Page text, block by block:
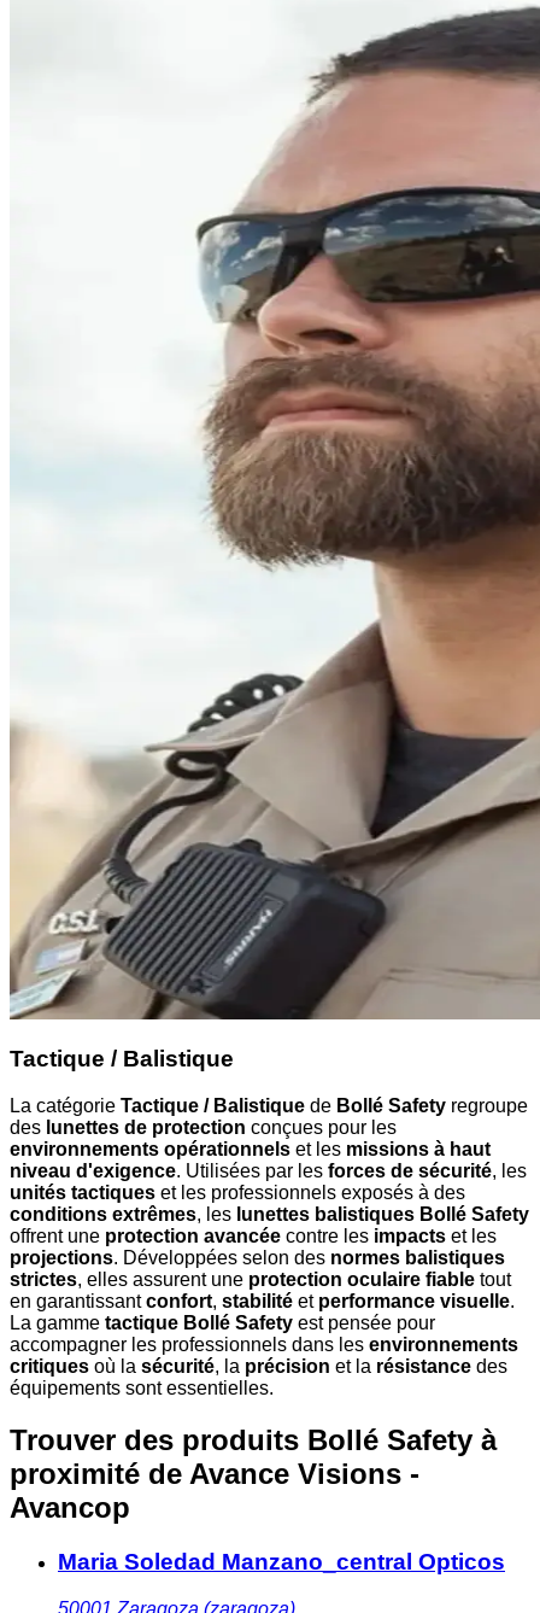
Tactique / Balistique
La catégorie Tactique / Balistique de Bollé Safety regroupe
des lunettes de protection conçues pour les
environnements opérationnels et les missions à haut
niveau d'exigence. Utilisées par les forces de sécurité, les
unités tactiques et les professionnels exposés à des
conditions extrêmes, les lunettes balistiques Bollé Safety
offrent une protection avancée contre les impacts et les
projections. Développées selon des normes balistiques
strictes, elles assurent une protection oculaire fiable tout
en garantissantconfort, stabilité et performance visuelle.
La gamme tactique Bollé Safety est pensée pour
accompagner les professionnels dans les environnements
critiques où la sécurité, la précision et la résistance des
équipements sont essentielles.
Trouver des produits Bollé Safety à
proximité de Avance Visions -
Avancop
Maria Soledad Manzano_central Opticos
50001 Zaragoza (zaragoza)